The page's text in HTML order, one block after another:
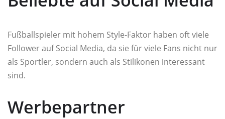
Fußballspieler mit hohem Style-Faktor haben oft viele
Follower auf Social Media, da sie für viele Fans nicht nur
als Sportler, sondern auch als Stilikonen interessant
sind.
Werbepartner